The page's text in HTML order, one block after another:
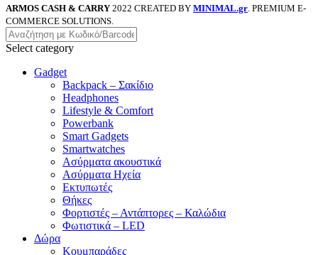
ARMOS CASH & CARRY 2022 CREATED BY MINIMAL.gr . PREMIUM E-
COMMERCE SOLUTIONS.
Select category
Gadget
Backpack – Σακίδιο
Headphones
Lifestyle & Comfort
Powerbank
Smart Gadgets
Smartwatches
Ασύρματα ακουστικά
Ασύρματα Ηχεία
Εκτυπωτές
Θήκες
Φορτιστές – Αντάπτορες – Καλώδια
Φωτιστικά – LED
Δώρα
Κουμπαράδες